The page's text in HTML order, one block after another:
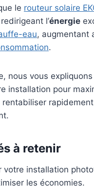
le routeur solaire
l’énergie
eau, augmentant
.
nous vous
installation pour
rentabiliser
à retenir
votre installation
les économies.